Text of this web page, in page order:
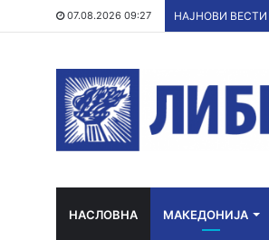
07.08.2026 09:27 НАЈНОВИ ВЕСТИ
НАСЛОВНА МАКЕДОНИЈА